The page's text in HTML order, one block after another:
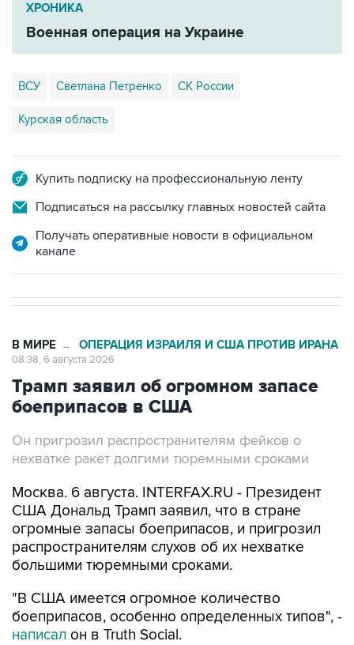
ХРОНИКА
Военная операция на Украине
ВСУ Светлана Петренко СК России
Курская область
Купить подписку на профессиональную ленту
Подписаться на рассылку главных новостей сайта
Получать оперативные новости в официальном
канале
В МИРЕ → ОПЕРАЦИЯ ИЗРАИЛЯ И США ПРОТИВ ИРАНА
08:38, 6 августа 2026
Трамп заявил об огромном запасе
боеприпасов в США
Он пригрозил распространителям фейков о
нехватке ракет долгими тюремными сроками
Москва. 6 августа. INTERFAX.RU - Президент
США Дональд Трамп заявил, что в стране
огромные запасы боеприпасов, и пригрозил
распространителям слухов об их нехватке
большими тюремными сроками.
"В США имеется огромное количество
боеприпасов, особенно определенных типов", -
написал он в Truth Social.